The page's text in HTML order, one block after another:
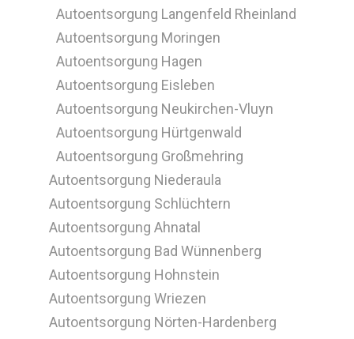
Autoentsorgung Langenfeld Rheinland
Autoentsorgung Moringen
Autoentsorgung Hagen
Autoentsorgung Eisleben
Autoentsorgung Neukirchen-Vluyn
Autoentsorgung Hürtgenwald
Autoentsorgung Großmehring
Autoentsorgung Niederaula
Autoentsorgung Schlüchtern
Autoentsorgung Ahnatal
Autoentsorgung Bad Wünnenberg
Autoentsorgung Hohnstein
Autoentsorgung Wriezen
Autoentsorgung Nörten-Hardenberg